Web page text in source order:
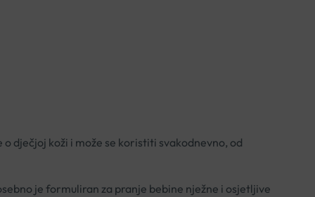
dječjoj koži i može se koristiti svakodnevno, od
je formuliran za pranje bebine nježne i osjetljive